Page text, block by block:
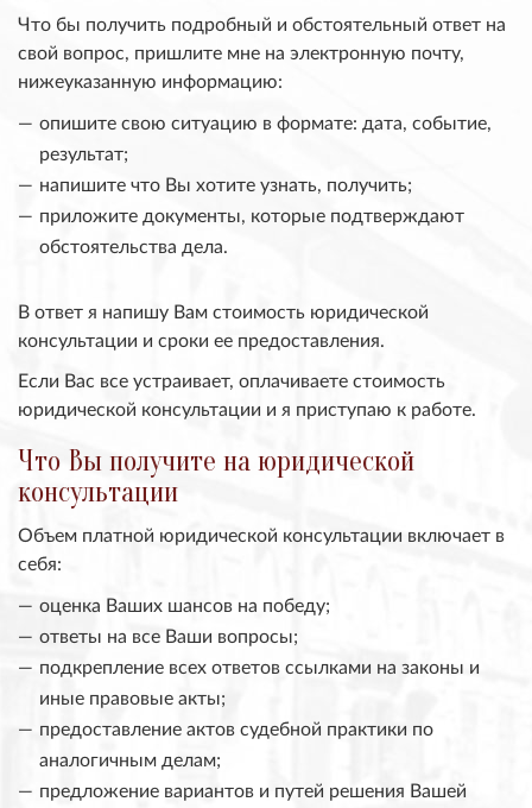
Что бы получить подробный и обстоятельный ответ на
свой вопрос, пришлите мне на электронную почту,
нижеуказанную информацию:
опишите свою ситуацию в формате: дата, событие,
результат;
напишите что Вы хотите узнать, получить;
приложите документы, которые подтверждают
обстоятельства дела.
В ответ я напишу Вам стоимость юридической
консультации и сроки ее предоставления.
Если Вас все устраивает, оплачиваете стоимость
юридической консультации и я приступаю к работе.
Что Вы получите на юридической
консультации
Объем платной юридической консультации включает в
себя:
оценка Ваших шансов на победу;
ответы на все Ваши вопросы;
подкрепление всех ответов ссылками на законы и
иные правовые акты;
предоставление актов судебной практики по
аналогичным делам;
предложение вариантов и путей решения Вашей